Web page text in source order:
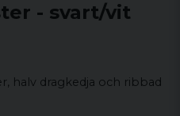
- svart/vit
halv dragkedja och ribbad